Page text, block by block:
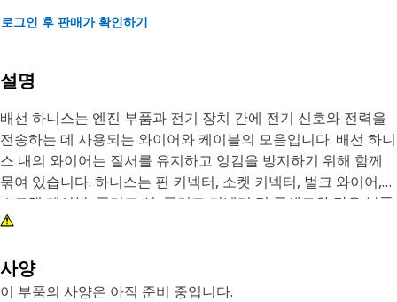
로그인 후 판매가 확인하기
설명
배선 하니스는 엔진 부품과 전기 장치 간에 전기 신호와 전력을
전송하는 데 사용되는 와이어와 케이블의 모음입니다. 배선 하니
스 내의 와이어는 질서를 유지하고 엉킴을 방지하기 위해 함께
묶여 있습니다. 하니스는 핀 커넥터, 소켓 커넥터, 벌크 와이어,
스트랩 케이블, 플러그 실, 플러그 커넥터 및 콘센트와 같은 부품
으로 구성됩니다.
특성:
• 구부리고 비틀 수 있을 만큼 유연하게 설계되었습니다.
사양
이 부품의 사양은 아직 준비 중입니다.